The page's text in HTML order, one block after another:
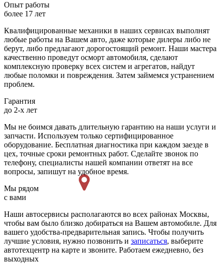
Опыт работы
более 17 лет
Квалифицированные механики в наших сервисах выполнят
любые работы на Вашем авто, даже которые дилеры либо не
берут, либо предлагают дорогостоящий ремонт. Наши мастера
качественно проведут осморт автомобиля, сделают
комплексную проверку всех систем и агрегатов, найдут
любые поломки и повреждения. Затем займемся устранением
проблем.
Гарантия
до 2-х лет
Мы не боимся давать длительную гарантию на наши услуги и
запчасти. Используем только сертифицированное
оборудование. Бесплатная диагностика при каждом заезде в
цех, точные сроки ремонтных работ. Сделайте звонок по
телефону, специалисты нашей компании ответят на все
вопросы, запишут на удобное время.
Мы рядом
с вами
Наши автосервисы располагаются во всех районах Москвы,
чтобы вам было близко добираться на Вашем автомобиле. Для
вашего удобства-предварительная запись. Чтобы получить
лучшие условия, нужно позвонить и записаться, выберите
автотехцентр на карте и звоните. Работаем ежедневно, без
выходных